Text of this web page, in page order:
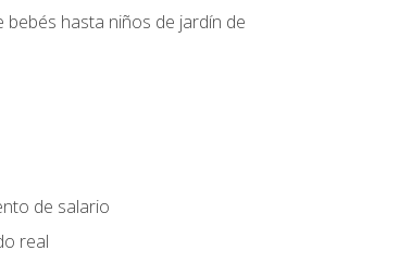
hasta niños de jardín de
de salario
real